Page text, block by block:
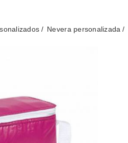
Nevera personalizada